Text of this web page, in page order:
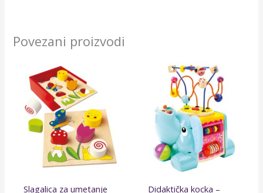
Povezani proizvodi
Slagalica za umetanje Didaktička kocka –